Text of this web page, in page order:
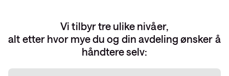
Vi tilbyr tre ulike nivåer,
alt etter hvor mye du og din avdeling ønsker å
håndtere selv: